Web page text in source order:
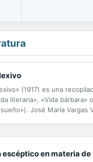
(1917) es una
literaria», «Vida
José María
escéptico en materia